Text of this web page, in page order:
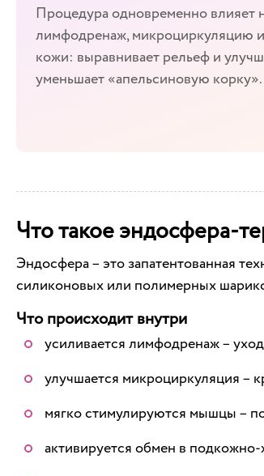
Процедура одновременно влияет
лимфодренаж, микроциркуляцию
кожи: выравнивает рельеф и
уменьшает «апельсиновую корку».
Что такое эндосфера-
Эндосфера – это запатентованная
силиконовых или полимерных
Что происходит внутри
усиливается лимфодренаж –
улучшается микроциркуляция –
мягко стимулируются мышцы –
активируется обмен в